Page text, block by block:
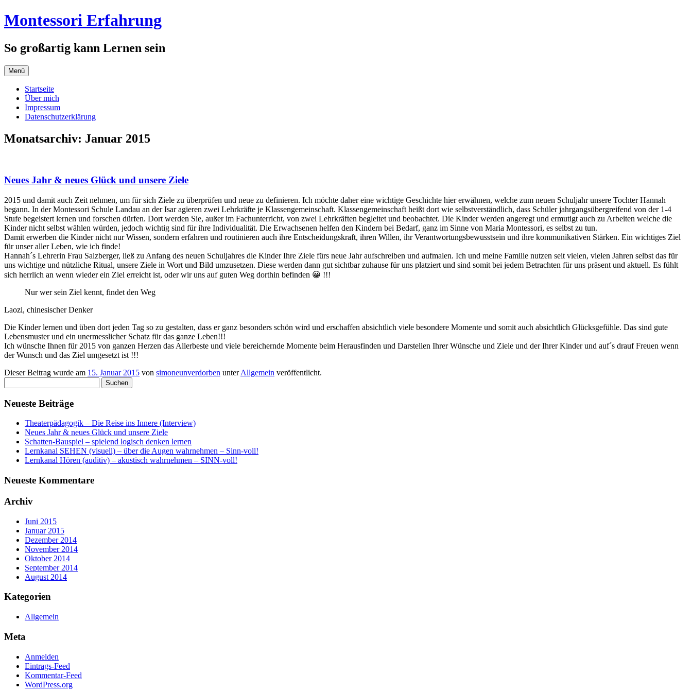
Zum
Inhalt
Montessori Erfahrung
So großartig kann Lernen sein
Menü
Startseite
Über mich
Impressum
Datenschutzerklärung
Monatsarchiv: Januar 2015
Neues Jahr & neues Glück und unsere Ziele
2015 und damit auch Zeit nehmen, um für sich Ziele zu überprüfen und neue zu definieren. Ich möchte daher eine wichtige Geschichte hier erwähnen, welche zum neuen Schuljahr unsere Tochter Hannah
begann. In der Montessori Schule Landau an der Isar agieren zwei Lehrkräfte je Klassengemeinschaft. Klassengemeinschaft heißt dort wie selbstverständlich, dass Schüler jahrgangsübergreifend von der 1-4
Stufe begeistert lernen und forschen dürfen. Dort werden Sie, außer im Fachunterricht, von zwei Lehrkräften begleitet und beobachtet. Die Kinder werden angeregt und ermutigt auch zu Arbeiten welche die
Kinder nicht selbst wählen würden, jedoch wichtig sind für ihre Individualität. Die Erwachsenen helfen den Kindern bei Bedarf, ganz im Sinne von Maria Montessori, es selbst zu tun.
Damit erwerben die Kinder nicht nur Wissen, sondern erfahren und routinieren auch ihre Entscheidungskraft, ihren Willen, ihr Verantwortungsbewusstsein und ihre kommunikativen Stärken. Ein wichtiges Ziel
für unser aller Leben, wie ich finde!
Hannah´s Lehrerin Frau Salzberger, ließ zu Anfang des neuen Schuljahres die Kinder Ihre Ziele fürs neue Jahr aufschreiben und aufmalen. Ich und meine Familie nutzen seit vielen, vielen Jahren selbst das für
uns wichtige und nützliche Ritual, unsere Ziele in Wort und Bild umzusetzen. Diese werden dann gut sichtbar zuhause für uns platziert und sind somit bei jedem Betrachten für uns präsent und aktuell. Es fühlt
sich herrlich an wenn wieder ein Ziel erreicht ist, oder wir uns auf guten Weg dorthin befinden 😀 !!!
Nur wer sein Ziel kennt, findet den Weg
Laozi, chinesischer Denker
Die Kinder lernen und üben dort jeden Tag so zu gestalten, dass er ganz besonders schön wird und erschaffen absichtlich viele besondere Momente und somit auch absichtlich Glücksgefühle. Das sind gute
Lebensmuster und ein unermesslicher Schatz für das ganze Leben!!!
Ich wünsche Ihnen für 2015 von ganzen Herzen das Allerbeste und viele bereichernde Momente beim Herausfinden und Darstellen Ihrer Wünsche und Ziele und der Ihrer Kinder und auf´s drauf Freuen wenn
der Wunsch und das Ziel umgesetzt ist !!!
Dieser Beitrag wurde am 15. Januar 2015 von simoneunverdorben unterAllgemein veröffentlicht.
nach:
Neueste Beiträge
Theaterpädagogik – Die Reise ins Innere (Interview)
Neues Jahr & neues Glück und unsere Ziele
Schatten-Bauspiel – spielend logisch denken lernen
Lernkanal SEHEN (visuell) – über die Augen wahrnehmen – Sinn-voll!
Lernkanal Hören (auditiv) – akustisch wahrnehmen – SINN-voll!
Neueste Kommentare
Archiv
Juni 2015
Januar 2015
Dezember 2014
November 2014
Oktober 2014
September 2014
August 2014
Kategorien
Allgemein
Meta
Anmelden
Eintrags-Feed
Kommentar-Feed
WordPress.org